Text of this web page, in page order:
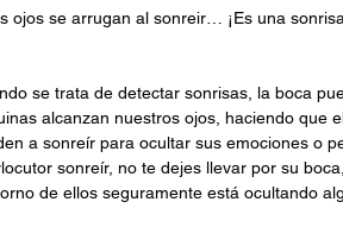
ojos se arrugan al sonreir… ¡Es una
se trata de detectar sonrisas, la boca
alcanzan nuestros ojos, haciendo que
a sonreír para ocultar sus emociones o
sonreír, no te dejes llevar por su
de ellos seguramente está ocultando